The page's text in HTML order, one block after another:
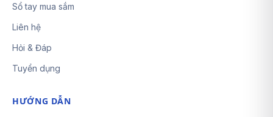
Sổ tay mua sắm
Liên hệ
Hỏi & Đáp
Tuyển dụng
HƯỚNG DẪN